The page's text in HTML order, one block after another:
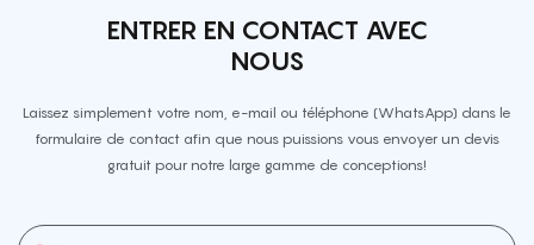
ENTRER EN CONTACT AVEC
NOUS
Laissez simplement votre nom, e-mail ou téléphone (WhatsApp) dans le
formulaire de contact afin que nous puissions vous envoyer un devis
gratuit pour notre large gamme de conceptions!